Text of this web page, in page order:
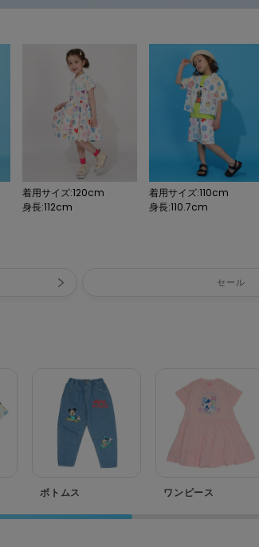
着用サイズ:120cm
身長:112cm
着用サイズ:110cm
身長:110.7cm
セール
ボトムス ワンピース